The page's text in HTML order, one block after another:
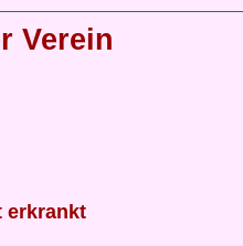
Verein
erkrankt